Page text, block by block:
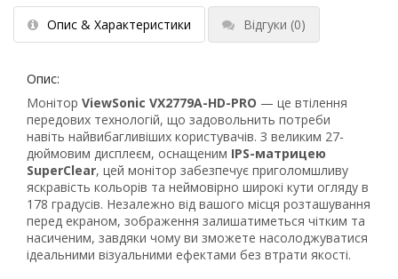
Опис & Характеристики Відгуки (0)
Опис:
Монітор ViewSonic VX2779A-HD-PRO — це втілення
передових технологій, що задовольнить потреби
навіть найвибагливіших користувачів. З великим 27-
дюймовим дисплеєм, оснащеним IPS-матрицею
SuperClear, цей монітор забезпечує приголомшливу
яскравість кольорів та неймовірно широкі кути огляду в
178 градусів. Незалежно від вашого місця розташування
перед екраном, зображення залишатиметься чітким та
насиченим, завдяки чому ви зможете насолоджуватися
ідеальними візуальними ефектами без втрати якості.